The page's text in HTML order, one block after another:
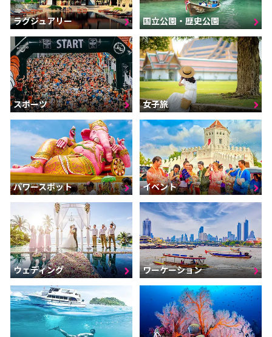
ラグジュアリー 国立公園・歴史公園
スポーツ 女子旅
パワースポット イベント
ウェディング ワーケーション